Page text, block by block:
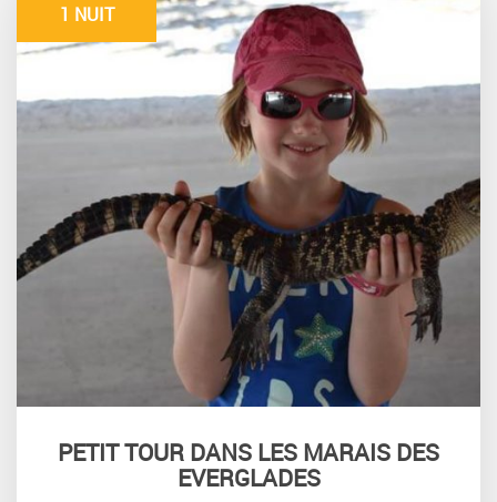
1 NUIT
PETIT TOUR DANS LES MARAIS DES
EVERGLADES